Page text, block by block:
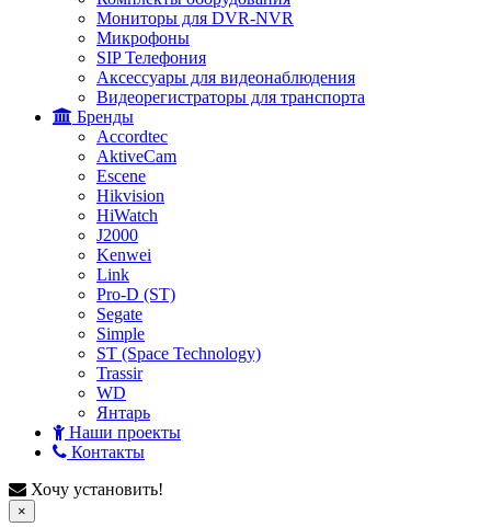
Мониторы для DVR-NVR
Микрофоны
SIP Телефония
Аксессуары для видеонаблюдения
Видеорегистраторы для транспорта
Бренды
Accordtec
AktiveCam
Escene
Hikvision
HiWatch
J2000
Kenwei
Link
Pro-D (ST)
Segate
Simple
ST (Space Technology)
Trassir
WD
Янтарь
Наши проекты
Контакты
Хочу установить!
×